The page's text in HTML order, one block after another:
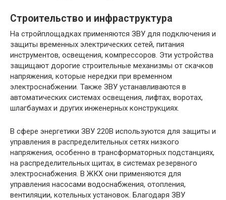
Строительство и инфраструктура
На стройплощадках применяются ЗВУ для подключения и
защиты временных электрических сетей, питания
инструментов, освещения, компрессоров. Эти устройства
защищают дорогие строительные механизмы от скачков
напряжения, которые нередки при временном
электроснабжении. Также ЗВУ устанавливаются в
автоматических системах освещения, лифтах, воротах,
шлагбаумах и других инженерных конструкциях.
В сфере энергетики ЗВУ 220В используются для защиты и
управления в распределительных сетях низкого
напряжения, особенно в трансформаторных подстанциях,
на распределительных щитах, в системах резервного
электроснабжения. В ЖКХ они применяются для
управления насосами водоснабжения, отопления,
вентиляции, котельных установок. Благодаря ЗВУ